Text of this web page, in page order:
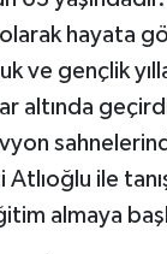
hayata
ve gençlik
altında
Atlıoğlu ile
almaya